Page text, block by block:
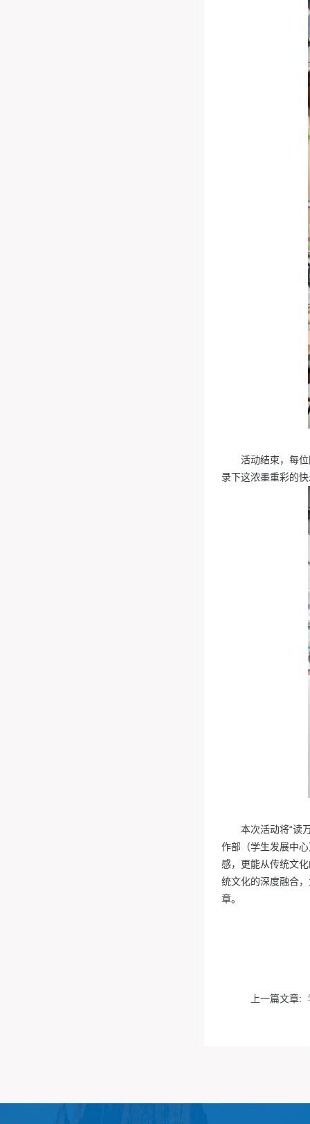
活动结束，每
录下这浓墨重彩的
本次活动将“读
作部（学生发展中
感，更能从传统文
统文化的深度融合
章。
上一篇文章: